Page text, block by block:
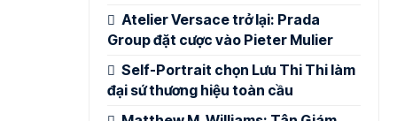
Atelier Versace trở lại: Prada
Group đặt cược vào Pieter Mulier
Self-Portrait chọn Lưu Thi Thi làm
đại sứ thương hiệu toàn cầu